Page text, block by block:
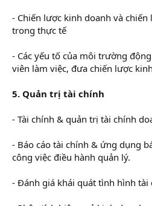
- Chiến lược kinh doanh và
trong thực tế
- Các yếu tố của môi trường
viên làm việc, đưa chiến lược
5. Quản trị tài chính
- Tài chính & quản trị tài chính
- Báo cáo tài chính & ứng dụng
công việc điều hành quản lý.
- Đánh giá khái quát tình hình tài